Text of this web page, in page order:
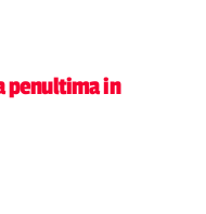
penultima in